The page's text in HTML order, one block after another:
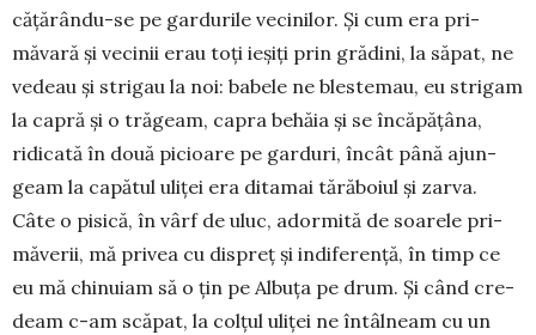
cățărân­du-se pe gardurile veci­nilor. Și cum era pri­
măvară și vecinii erau toți ieșiți prin grădini, la săpat, ne
vedeau și stri­gau la noi: babele ne blestemau, eu stri­gam
la ca­pră și o tră­geam, ca­pra be­hă­ia și se în­că­pă­țâ­na,
ridicată în două picioare pe gar­duri, încât până ajun­
geam la capătul uliței era ditamai tă­răboiul și zarva.
Câte o pi­si­­că, în vârf de uluc, adormi­tă de soa­rele pri­
mă­verii, mă privea cu dispreț și indife­rență, în timp ce
eu mă chi­nuiam să o țin pe Albuța pe drum. Și când cre­
deam c-am scăpat, la colțul uliței ne întâlneam cu un